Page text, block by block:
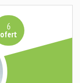
6
ofert